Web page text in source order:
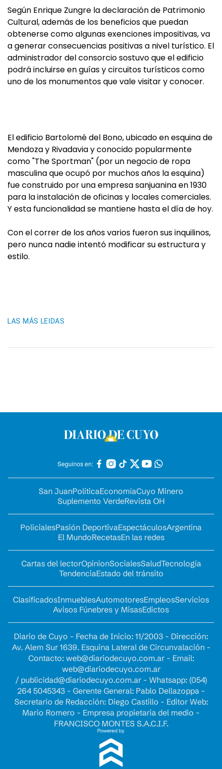
Según Enrique Zungre la declaración de Patrimonio
Cultural, además de los beneficios que puedan
obtenerse como algunas exenciones impositivas, va
a generar consecuencias positivas a nivel turístico. El
administrador del consorcio sostuvo que el edificio
podrá incluirse en guías y circuitos turísticos como
uno de los monumentos que vale visitar y conocer.
El edificio Bartolomé del Bono, ubicado en esquina de
Mendoza y Rivadavia y conocido popularmente
como "The Sportman" (por un negocio de ropa
masculina que ocupó por muchos años la esquina)
fue construido por una empresa sanjuanina en 1930
para la instalación de oficinas y locales comerciales.
Y esta funcionalidad se mantiene hasta el día de hoy.
Con el correr de los años varios fueron sus inquilinos,
pero nunca nadie intentó modificar su estructura y
estilo.
LAS MÁS LEIDAS
Seguinos en:
San JuanPolíticaEconomíaCuyo Minero
Suplemento VerdeRevista OH
PolicialesPasión DeportivaEspectáculosArgentina
El MundoRecetasEn las redes
Cartas del lectorOpinionSocialesSaludTecnología
TendenciaEstado del tránsito
ClasificadosInmueblesAutomotoresEmpleosServicios
Avisos Fúnebres y MisasEdictos
Diario de Cuyo - Fecha de Inicio: 11/2003 - Dirección:
Av. Alem Sur 1639. Esquina Lateral de Circunvalación -
Contacto: web@diariodecuyo.com.ar- Email:
web@diariodecuyo.com.ar
/ publicidad@diariodecuyo.com.ar- Whatsapp: (054)
264 5045343 - Gerente General: Pablo Dellazoppa -
Secretario de Redacción: Diego Castillo - Editor Web:
Mario Romero - Empresa propietaria del medio -
FRANCISCO MONTES S.A.C.I.F.